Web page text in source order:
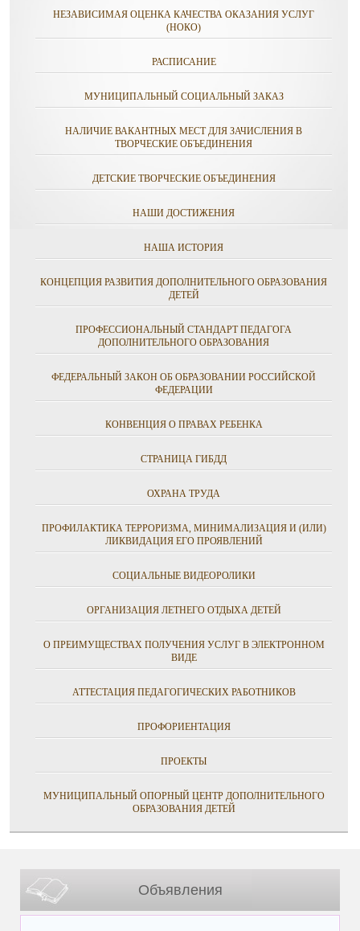
НЕЗАВИСИМАЯ ОЦЕНКА КАЧЕСТВА ОКАЗАНИЯ УСЛУГ
(НОКО)
РАСПИСАНИЕ
МУНИЦИПАЛЬНЫЙ СОЦИАЛЬНЫЙ ЗАКАЗ
НАЛИЧИЕ ВАКАНТНЫХ МЕСТ ДЛЯ ЗАЧИСЛЕНИЯ В
ТВОРЧЕСКИЕ ОБЪЕДИНЕНИЯ
ДЕТСКИЕ ТВОРЧЕСКИЕ ОБЪЕДИНЕНИЯ
НАШИ ДОСТИЖЕНИЯ
НАША ИСТОРИЯ
КОНЦЕПЦИЯ РАЗВИТИЯ ДОПОЛНИТЕЛЬНОГО ОБРАЗОВАНИЯ
ДЕТЕЙ
ПРОФЕССИОНАЛЬНЫЙ СТАНДАРТ ПЕДАГОГА
ДОПОЛНИТЕЛЬНОГО ОБРАЗОВАНИЯ
ФЕДЕРАЛЬНЫЙ ЗАКОН ОБ ОБРАЗОВАНИИ РОССИЙСКОЙ
ФЕДЕРАЦИИ
КОНВЕНЦИЯ О ПРАВАХ РЕБЕНКА
СТРАНИЦА ГИБДД
ОХРАНА ТРУДА
ПРОФИЛАКТИКА ТЕРРОРИЗМА, МИНИМАЛИЗАЦИЯ И (ИЛИ)
ЛИКВИДАЦИЯ ЕГО ПРОЯВЛЕНИЙ
СОЦИАЛЬНЫЕ ВИДЕОРОЛИКИ
ОРГАНИЗАЦИЯ ЛЕТНЕГО ОТДЫХА ДЕТЕЙ
О ПРЕИМУЩЕСТВАХ ПОЛУЧЕНИЯ УСЛУГ В ЭЛЕКТРОННОМ
ВИДЕ
АТТЕСТАЦИЯ ПЕДАГОГИЧЕСКИХ РАБОТНИКОВ
ПРОФОРИЕНТАЦИЯ
ПРОЕКТЫ
МУНИЦИПАЛЬНЫЙ ОПОРНЫЙ ЦЕНТР ДОПОЛНИТЕЛЬНОГО
ОБРАЗОВАНИЯ ДЕТЕЙ
Объявления